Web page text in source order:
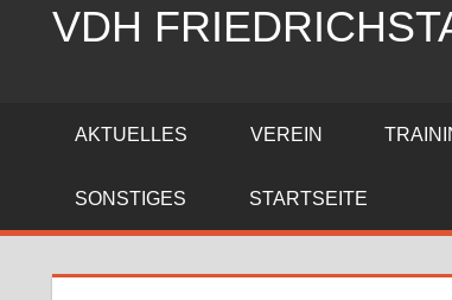
VDH
der
Friedrichstal
stellt
AKTUELLES VEREIN
SONSTIGES STARTSEITE